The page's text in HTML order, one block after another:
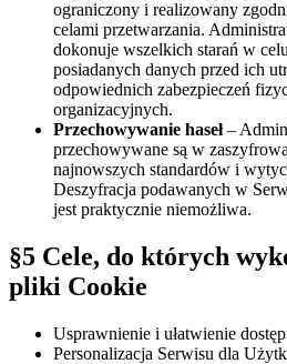
ograniczony i realizowany
celami przetwarzania.
dokonuje wszelkich starań w
posiadanych danych przed ich
odpowiednich zabezpieczeń
organizacyjnych.
Przechowywanie haseł–
przechowywane są w
najnowszych standardów i
Deszyfracja podawanych w
jest praktycznie niemożliwa.
§5 Cele, do których
pliki Cookie
Usprawnienie i ułatwienie
Personalizacja Serwisu dla